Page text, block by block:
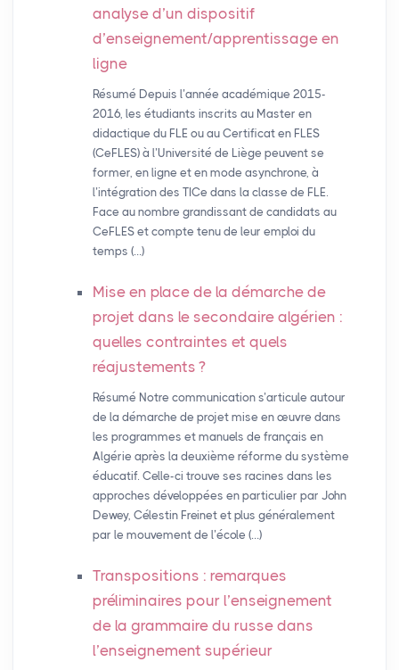
analyse d’un dispositif
d’enseignement/apprentissage en
ligne
Résumé Depuis l’année académique 2015-
2016, les étudiants inscrits au Master en
didactique du FLE ou au Certificat en FLES
(CeFLES) à l’Université de Liège peuvent se
former, en ligne et en mode asynchrone, à
l’intégration des TICe dans la classe de FLE.
Face au nombre grandissant de candidats au
CeFLES et compte tenu de leur emploi du
temps (…)
Mise en place de la démarche de
projet dans le secondaire algérien :
quelles contraintes et quels
réajustements ?
Résumé Notre communication s’articule autour
de la démarche de projet mise en œuvre dans
les programmes et manuels de français en
Algérie après la deuxième réforme du système
éducatif. Celle-ci trouve ses racines dans les
approches développées en particulier par John
Dewey, Célestin Freinet et plus généralement
par le mouvement de l’école (…)
Transpositions : remarques
préliminaires pour l’enseignement
de la grammaire du russe dans
l’enseignement supérieur